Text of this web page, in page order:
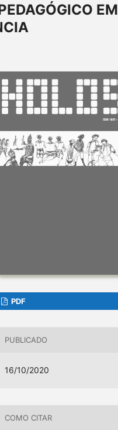
EM
PDF
PUBLICADO
16/10/2020
COMO CITAR